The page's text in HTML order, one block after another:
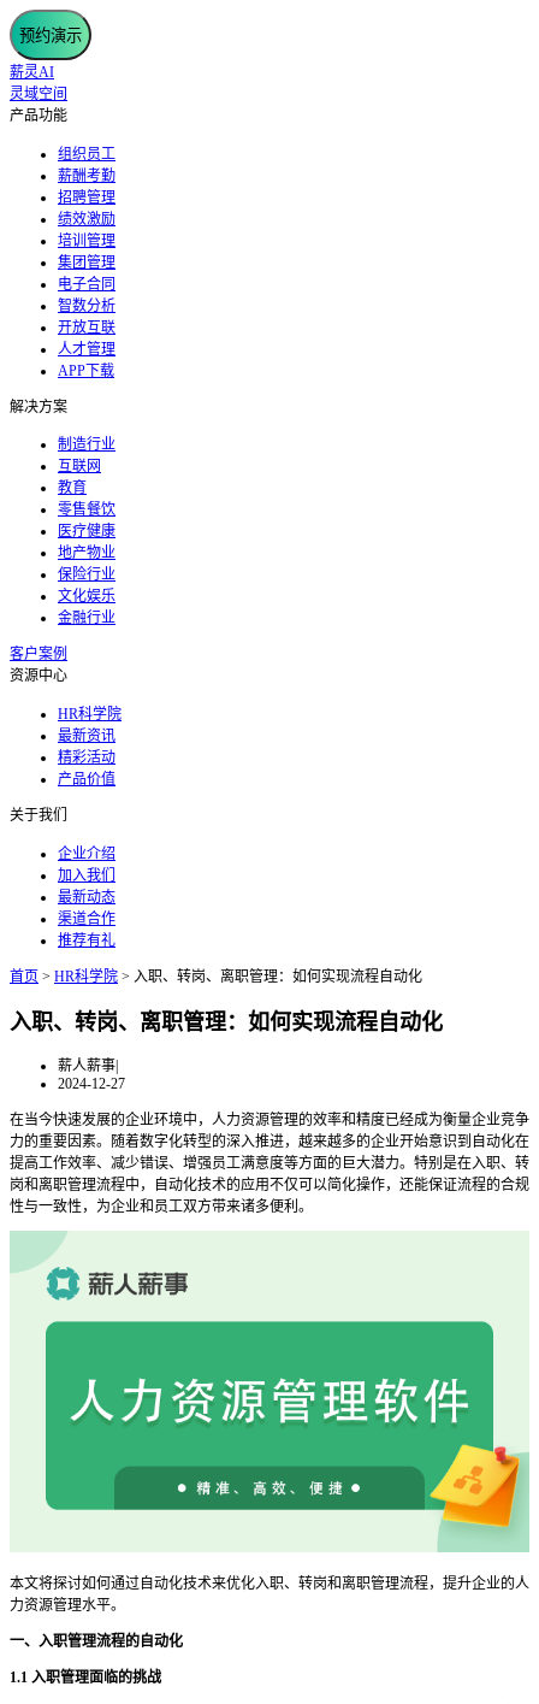
预约演示
薪灵AI
灵域空间
产品功能
组织员工
薪酬考勤
招聘管理
绩效激励
培训管理
集团管理
电子合同
智数分析
开放互联
人才管理
APP下载
解决方案
制造行业
互联网
教育
零售餐饮
医疗健康
地产物业
保险行业
文化娱乐
金融行业
客户案例
资源中心
HR科学院
最新资讯
精彩活动
产品价值
关于我们
企业介绍
加入我们
最新动态
渠道合作
推荐有礼
首页 > HR科学院 > 入职、转岗、离职管理：如何实现流程自动化
入职、转岗、离职管理：如何实现流程自动化
薪人薪事|
2024-12-27
在当今快速发展的企业环境中，人力资源管理的效率和精度已经成为衡量企业竞争
力的重要因素。随着数字化转型的深入推进，越来越多的企业开始意识到自动化在
提高工作效率、减少错误、增强员工满意度等方面的巨大潜力。特别是在入职、转
岗和离职管理流程中，自动化技术的应用不仅可以简化操作，还能保证流程的合规
性与一致性，为企业和员工双方带来诸多便利。
本文将探讨如何通过自动化技术来优化入职、转岗和离职管理流程，提升企业的人
力资源管理水平。
一、入职管理流程的自动化
1.1 入职管理面临的挑战